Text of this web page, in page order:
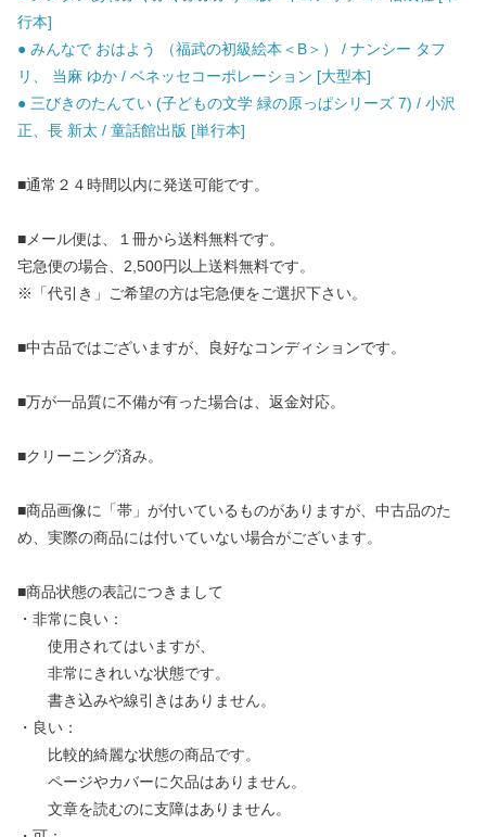
行本]
● みんなで おはよう （福武の初級絵本＜B＞） / ナンシー タフ
リ、 当麻 ゆか / ベネッセコーポレーション [大型本]
● 三びきのたんてい (子どもの文学 緑の原っぱシリーズ 7) / 小沢
正、長 新太 / 童話館出版 [単行本]
■通常２４時間以内に発送可能です。
■メール便は、１冊から送料無料です。
宅急便の場合、2,500円以上送料無料です。
※「代引き」ご希望の方は宅急便をご選択下さい。
■中古品ではございますが、良好なコンディションです。
■万が一品質に不備が有った場合は、返金対応。
■クリーニング済み。
■商品画像に「帯」が付いているものがありますが、中古品のた
め、実際の商品には付いていない場合がございます。
■商品状態の表記につきまして
・非常に良い：
使用されてはいますが、
非常にきれいな状態です。
書き込みや線引きはありません。
・良い：
比較的綺麗な状態の商品です。
ページやカバーに欠品はありません。
文章を読むのに支障はありません。